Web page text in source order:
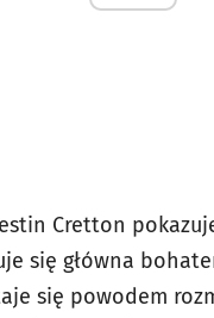
Cretton
się główna
się powodem